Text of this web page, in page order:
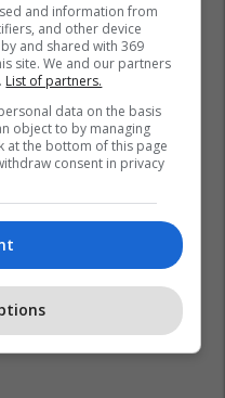
and information from
and other device
and shared with 369
site. We and our partners
List of partners.
data on the basis
object to by managing
at the bottom of this page
consent in privacy